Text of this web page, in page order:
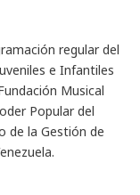
regular del
e Infantiles
Musical
Popular del
de la Gestión de